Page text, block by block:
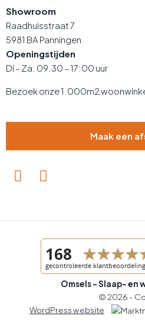
Showroom
Raadhuisstraat 7
5981 BA Panningen
Openingstijden
Di – Za: 09.30 – 17:00 uur
Bezoek onze 1.000m2
Maak een
Omsels - Slaap- en
© 2026 -
WordPress website